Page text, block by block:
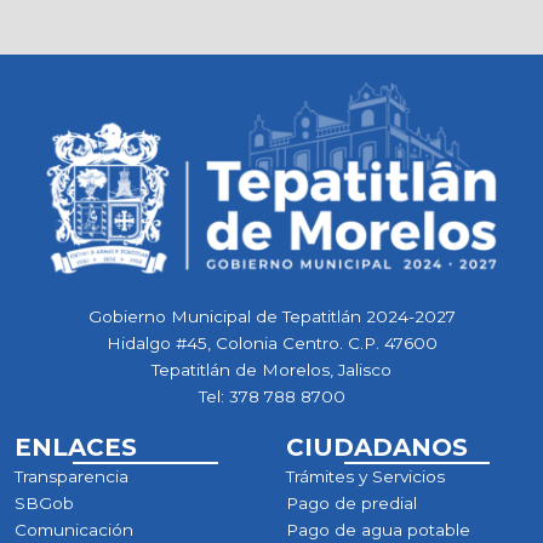
Gobierno Municipal de Tepatitlán 2024-2027
Hidalgo #45, Colonia Centro. C.P. 47600
Tepatitlán de Morelos, Jalisco
Tel: 378 788 8700
ENLACES
Transparencia
SBGob
Comunicación
CIUDADANOS
Trámites y Servicios
Pago de predial
Pago de agua potable